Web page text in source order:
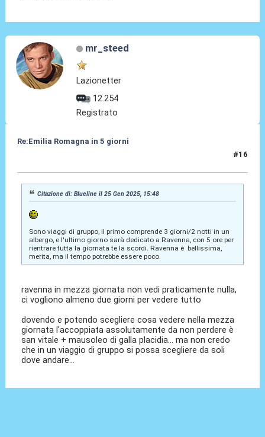
mr_steed
Lazionetter
12.254
Registrato
Re:Emilia Romagna in 5 giorni
#16
Citazione di: Blueline il 25 Gen 2025, 15:48
Sono viaggi di gruppo, il primo comprende 3 giorni/2 notti in un
albergo, e l'ultimo giorno sarà dedicato a Ravenna, con 5 ore per
rientrare tutta la giornata te la scordi. Ravenna è bellissima,
merita, ma il tempo potrebbe essere poco.
ravenna in mezza giornata non vedi praticamente nulla,
ci vogliono almeno due giorni per vedere tutto
dovendo e potendo scegliere cosa vedere nella mezza
giornata l'accoppiata assolutamente da non perdere è
san vitale + mausoleo di galla placidia... ma non credo
che in un viaggio di gruppo si possa scegliere da soli
dove andare...